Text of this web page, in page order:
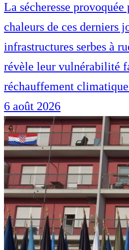
La sécheresse provoquée
chaleurs de ces derniers
infrastructures serbes à
révèle leur vulnérabilité
réchauffement
6 août 2026